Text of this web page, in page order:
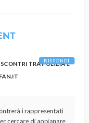
TRA POLIZIA E
i rappresentati
cercare di appianare
RISPONDI